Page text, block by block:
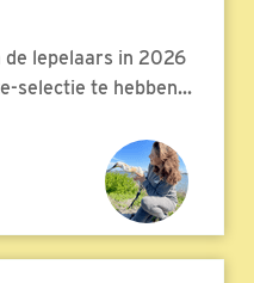
de lepelaars in 2026
selectie te hebben...